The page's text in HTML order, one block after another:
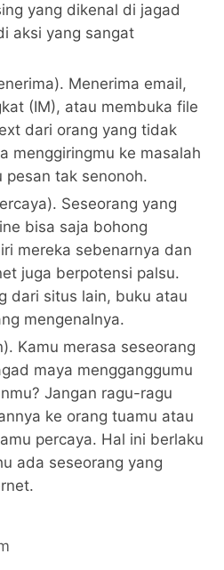
yang dikenal di jagad
aksi yang sangat
Menerima email,
(IM), atau membuka file
dari orang yang tidak
menggiringmu ke masalah
pesan tak senonoh.
Seseorang yang
bisa saja bohong
mereka sebenarnya dan
juga berpotensi palsu.
dari situs lain, buku atau
mengenalnya.
Kamu merasa seseorang
maya mengganggumu
Jangan ragu-ragu
ke orang tuamu atau
percaya. Hal ini berlaku
ada seseorang yang